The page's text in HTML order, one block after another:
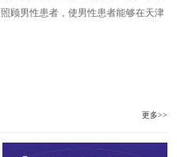
顾男性患者，使男性患者能够在天津
更多>>